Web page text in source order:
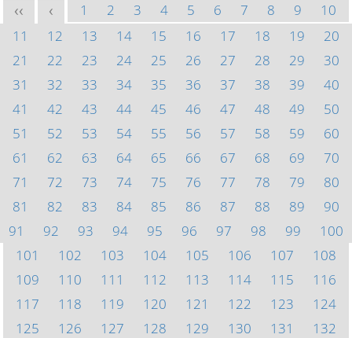
<< < 1 2 3 4 5 6 7 8 9
10
11
12 13 14 15 16 17 18 19
20
21
22 23 24 25 26 27 28 29
30
31
32 33 34 35 36 37 38 39
40
41
42 43 44 45 46 47 48 49
50
51
52 53 54 55 56 57 58 59
60
61
62 63 64 65 66 67 68 69
70
71
72 73 74 75 76 77 78 79
80
81
82 83 84 85 86 87 88 89
90
91
92 93 94 95 96 97 98 99
100
101
102 103 104 105 106 107
108
109
110 111 112 113 114 115
116
117
118 119 120 121 122 123
124
125
126 127 128 129 130 131
132